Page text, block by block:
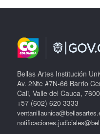
Bellas Artes Institución
Av. 2Nte #7N-66 Barrio
Cali, Valle del Cauca,
+57 (602) 620 3333